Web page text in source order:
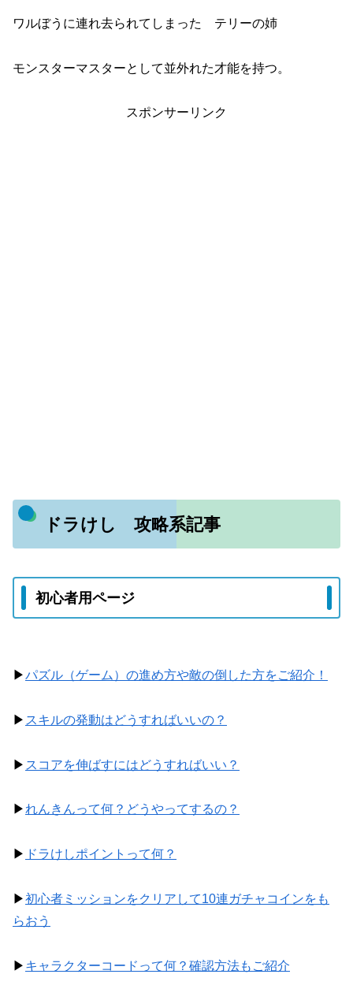
ワルぼうに連れ去られてしまった テリーの姉
モンスターマスターとして並外れた才能を持つ。
スポンサーリンク
ドラけし 攻略系記事
初心者用ページ
▶パズル（ゲーム）の進め方や敵の倒した方をご紹介！
▶ スキルの発動はどうすればいいの？
▶ スコアを伸ばすにはどうすればいい？
▶ れんきんって何？どうやってするの？
▶ ドラけしポイントって何？
▶初心者ミッションをクリアして10連ガチャコインをも
らおう
▶ キャラクターコードって何？確認方法もご紹介